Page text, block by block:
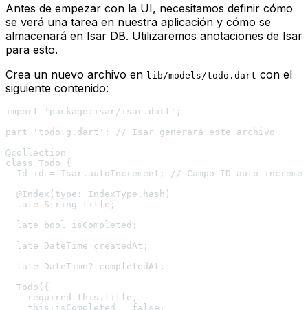
Antes de empezar con la UI, necesitamos definir cómo
se verá una tarea en nuestra aplicación y cómo se
almacenará en Isar DB. Utilizaremos anotaciones de Isar
para esto.
Crea un nuevo archivo en lib/models/todo.dart con el
siguiente contenido:
import 'package:isar/isar.dart';
part 'todo.g.dart'; // Isar generará este archivo
@collection
class Todo {
Id id = Isar.autoIncrement; // Campo ID auto-
  @Index(type: IndexType.hash)
  late String title;
  late bool isCompleted;
  late DateTime createdAt;
  late DateTime? completedAt;
  Todo({
    required this.title,
    this.isCompleted = false,